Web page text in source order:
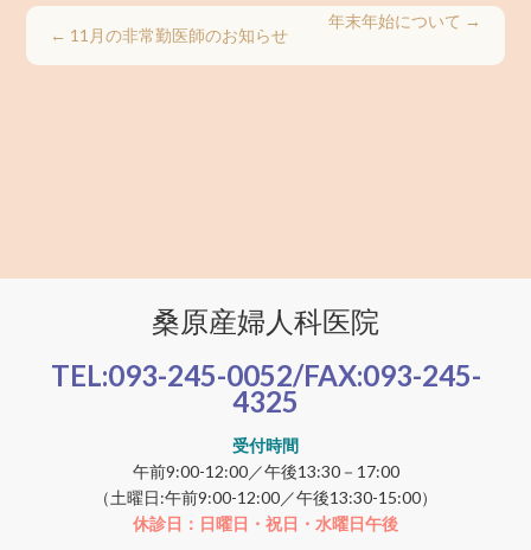
← 11月の非常勤医師のお知らせ
年末年始について →
桑原産婦人科医院
TEL:093-245-0052/FAX:093-245-
4325
受付時間
午前9:00-12:00／午後13:30－17:00
（土曜日:午前9:00-12:00／午後13:30-15:00）
休診日：日曜日・祝日・水曜日午後